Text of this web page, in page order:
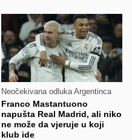
Neočekivana odluka Argentinca
Franco Mastantuono
napušta Real Madrid, ali niko
ne može da vjeruje u koji
klub ide